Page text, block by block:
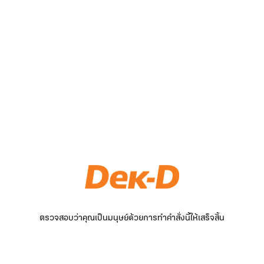
ตรวจสอบว่าคุณเป็นมนุษย์ด้วยการทำคำสั่งนี้ให้เสร็จสิ้น